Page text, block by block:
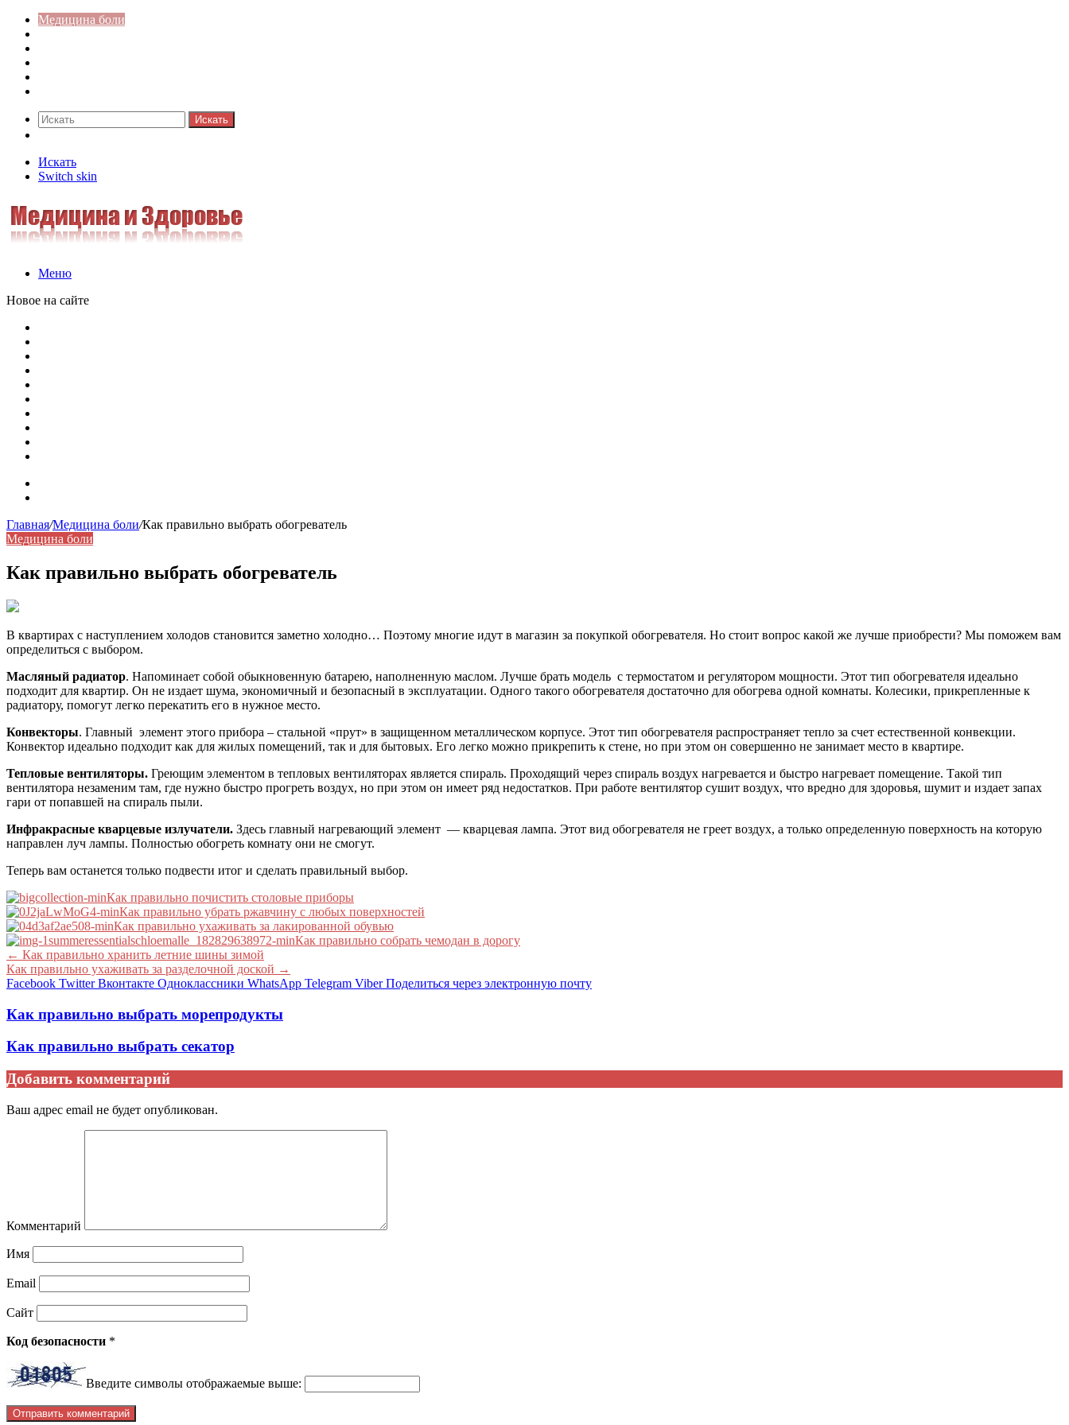
Медицина боли
Искать
Искать
Switch skin
Меню
Новое на сайте
Главная/Медицина боли/Как правильно выбрать обогреватель
Медицина боли
Как правильно выбрать обогреватель
В квартирах с наступлением холодов становится заметно холодно… Поэтому многие идут в магазин за покупкой обогревателя. Но стоит вопрос какой же лучше приобрести? Мы поможем вам
определиться с выбором.
Масляный радиатор. Напоминает собой обыкновенную батарею, наполненную маслом. Лучше брать модель с термостатом и регулятором мощности. Этот тип обогревателя идеально
подходит для квартир. Он не издает шума, экономичный и безопасный в эксплуатации. Одного такого обогревателя достаточно для обогрева одной комнаты. Колесики, прикрепленные к
радиатору, помогут легко перекатить его в нужное место.
Конвекторы. Главный элемент этого прибора – стальной «прут» в защищенном металлическом корпусе. Этот тип обогревателя распространяет тепло за счет естественной конвекции.
Конвектор идеально подходит как для жилых помещений, так и для бытовых. Его легко можно прикрепить к стене, но при этом он совершенно не занимает место в квартире.
Тепловые вентиляторы. Греющим элементом в тепловых вентиляторах является спираль. Проходящий через спираль воздух нагревается и быстро нагревает помещение. Такой тип
вентилятора незаменим там, где нужно быстро прогреть воздух, но при этом он имеет ряд недостатков. При работе вентилятор сушит воздух, что вредно для здоровья, шумит и издает запах
гари от попавшей на спираль пыли.
Инфракрасные кварцевые излучатели. Здесь главный нагревающий элемент — кварцевая лампа. Этот вид обогревателя не греет воздух, а только определенную поверхность на которую
направлен луч лампы. Полностью обогреть комнату они не смогут.
Теперь вам останется только подвести итог и сделать правильный выбор.
Как правильно почистить столовые приборы
Как правильно убрать ржавчину с любых поверхностей
Как правильно ухаживать за лакированной обувью
Как правильно собрать чемодан в дорогу
← Как правильно хранить летние шины зимой
Как правильно ухаживать за разделочной доской →
Facebook Twitter Вконтакте Одноклассники WhatsApp Telegram Viber Поделиться через электронную почту
Как правильно выбрать морепродукты
Как правильно выбрать секатор
Добавить комментарий
Ваш адрес email не будет опубликован.
Комментарий
Имя
Email
Сайт
Код безопасности *
Введите символы отображаемые выше: